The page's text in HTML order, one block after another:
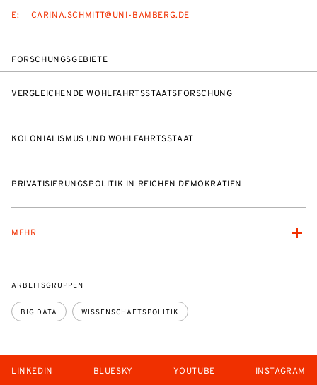
E:
CARINA.SCHMITT@UNI-BAMBERG.DE
FORSCHUNGSGEBIETE
VERGLEICHENDE WOHLFAHRTSSTAATSFORSCHUNG
KOLONIALISMUS UND WOHLFAHRTSSTAAT
PRIVATISIERUNGSPOLITIK IN REICHEN DEMOKRATIEN
MEHR
ARBEITSGRUPPEN
BIG DATA WISSENSCHAFTSPOLITIK
LINKEDIN BLUESKY YOUTUBE INSTAGRAM